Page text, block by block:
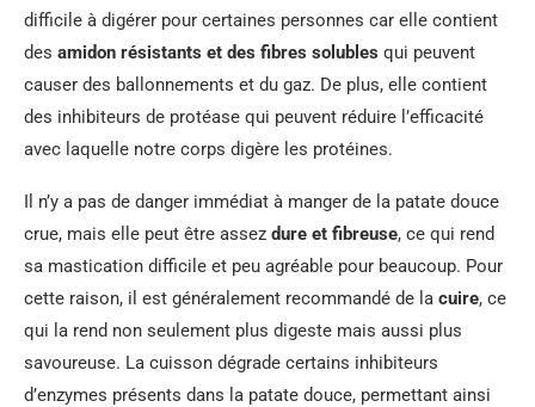
difficile à digérer pour certaines personnes car elle contient
des amidon résistants et des fibres solubles qui peuvent
causer des ballonnements et du gaz. De plus, elle contient
des inhibiteurs de protéase qui peuvent réduire l’efficacité
avec laquelle notre corps digère les protéines.
Il n’y a pas de danger immédiat à manger de la patate douce
crue, mais elle peut être assez dure et fibreuse, ce qui rend
sa mastication difficile et peu agréable pour beaucoup. Pour
cette raison, il est généralement recommandé de la cuire, ce
qui la rend non seulement plus digeste mais aussi plus
savoureuse. La cuisson dégrade certains inhibiteurs
d’enzymes présents dans la patate douce, permettant ainsi